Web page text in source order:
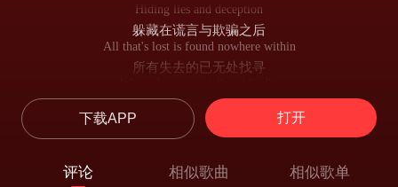
Hiding lies and deception
躲藏在谎言与欺骗之后
All that's lost is found nowhere within
所有失去的已无处找寻
你盲目地跟随我
A paradox of love and righteous sin
爱与正义罪恶的矛盾体
取悦我，爱我
下载APP 打开
评论 相似歌曲 相似歌单